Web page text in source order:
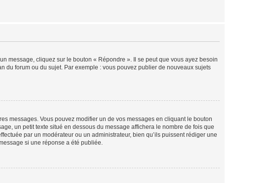
message, cliquez sur le bouton « Répondre ». Il se peut que vous ayez besoin
du forum ou du sujet. Par exemple : vous pouvez publier de nouveaux sujets
messages. Vous pouvez modifier un de vos messages en cliquant le bouton
un petit texte situé en dessous du message affichera le nombre de fois que
par un modérateur ou un administrateur, bien qu’ils puissent rédiger une
si une réponse a été publiée.